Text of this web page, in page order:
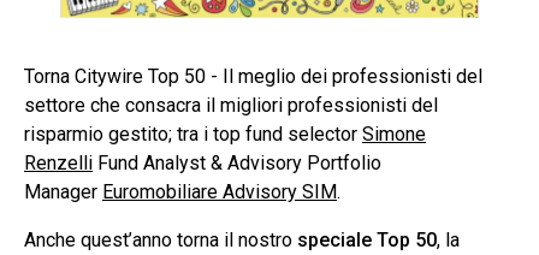
Torna Citywire Top 50 - Il meglio dei professionisti del
settore che consacra il migliori professionisti del
risparmio gestito; tra i top fund selector Simone
Renzelli Fund Analyst & Advisory Portfolio
Manager Euromobiliare Advisory SIM.
Anche quest’anno torna il nostro speciale Top 50, la